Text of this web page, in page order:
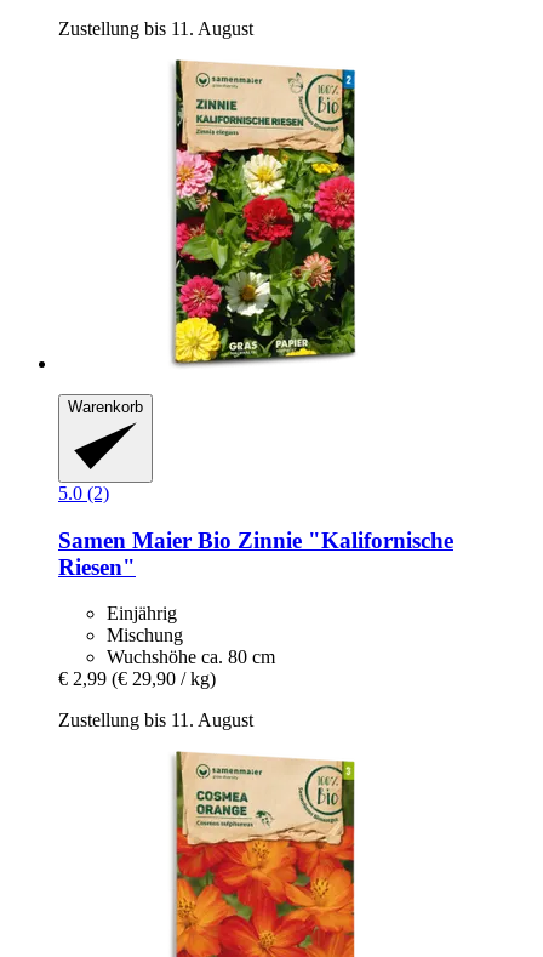
Zustellung bis 11. August
Warenkorb
5.0 (2)
Samen Maier Bio Zinnie "Kalifornische
Riesen"
Einjährig
Mischung
Wuchshöhe ca. 80 cm
€ 2,99 (€ 29,90 / kg)
Zustellung bis 11. August